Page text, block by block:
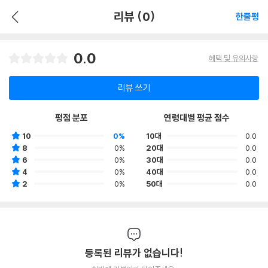
리뷰 (0) 한줄평
0.0 혜택 및 유의사항
리뷰 쓰기
평점 분포
10
0%
8
0%
6
0%
4
0%
2
0%
연령대별 평균 점수
10대
0.0
20대
0.0
30대
0.0
40대
0.0
50대
0.0
등록된 리뷰가 없습니다!